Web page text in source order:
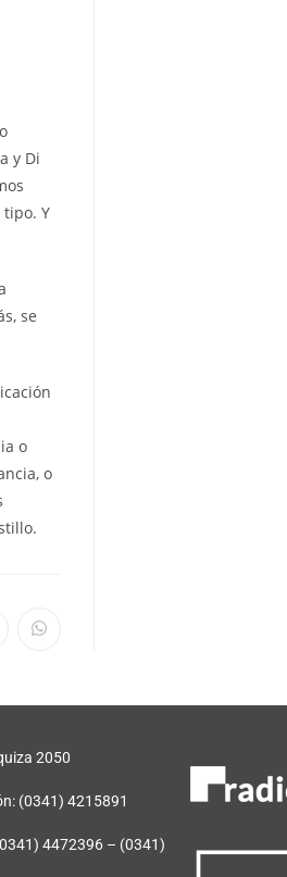
y Di
Y
se
o
o
2050
(0341) 4215891
4472396 – (0341)